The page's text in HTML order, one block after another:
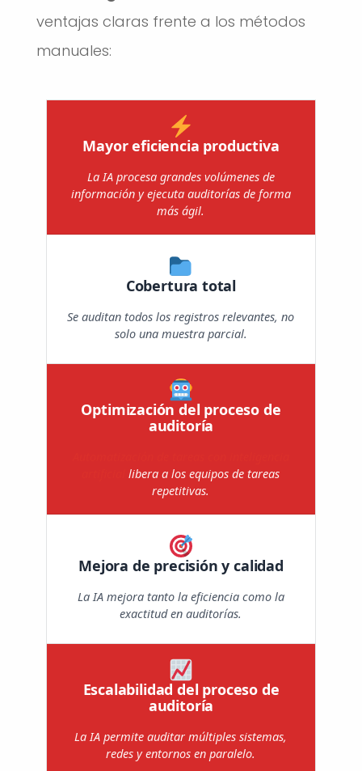
ventajas claras frente a los métodos
manuales:
Mayor eficiencia productiva
La IA procesa grandes volúmenes de
información y ejecuta auditorías de forma
más ágil.
Cobertura total
Se auditan todos los registros relevantes, no
solo una muestra parcial.
Optimización del proceso de
auditoría
libera a los equipos de tareas
repetitivas.
Mejora de precisión y calidad
La IA mejora tanto la eficiencia como la
exactitud en auditorías.
Escalabilidad del proceso de
auditoría
La IA permite auditar múltiples sistemas,
redes y entornos en paralelo.